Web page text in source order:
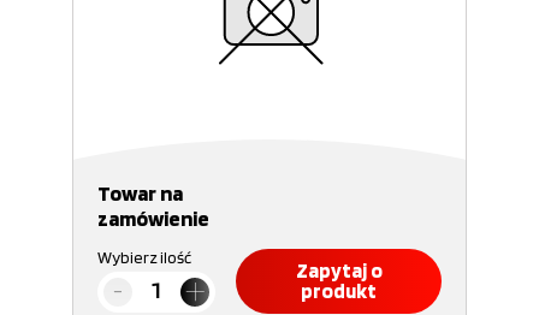
Towar na
zamówienie
Wybierz ilość
Zapytaj o
produkt